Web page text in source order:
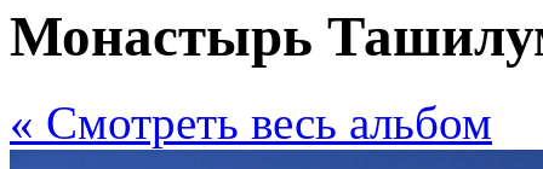
Монастырь
« Cмотреть весь альбом